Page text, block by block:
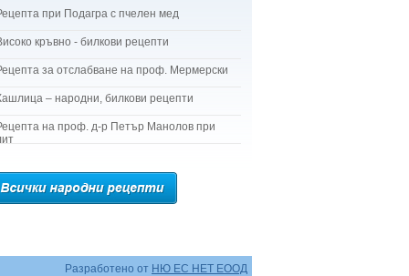
при Подагра с пчелен мед
кръвно - билкови рецепти
за отслабване на проф. Мермерски
– народни, билкови рецепти
на проф. д-р Петър Манолов при
Разработено от НЮ ЕС НЕТ ЕООД